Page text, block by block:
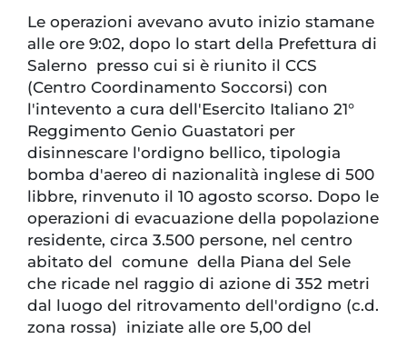
Le operazioni avevano avuto inizio stamane
alle ore 9:02, dopo lo start della Prefettura di
Salerno presso cui si è riunito il CCS
(Centro Coordinamento Soccorsi) con
l'intevento a cura dell'Esercito Italiano 21°
Reggimento Genio Guastatori per
disinnescare l'ordigno bellico, tipologia
bomba d'aereo di nazionalità inglese di 500
libbre, rinvenuto il 10 agosto scorso. Dopo le
operazioni di evacuazione della popolazione
residente, circa 3.500 persone, nel centro
abitato del comune della Piana del Sele
che ricade nel raggio di azione di 352 metri
dal luogo del ritrovamento dell'ordigno (c.d.
zona rossa) iniziate alle ore 5,00 del